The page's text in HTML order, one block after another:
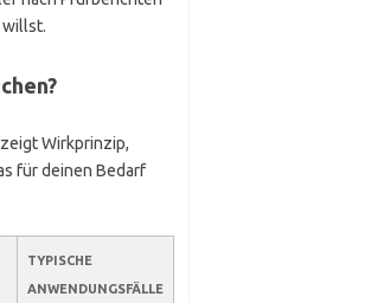
willst.
Wirkprinzip,
für deinen Bedarf
TYPISCHE
ANWENDUNGSFÄLLE